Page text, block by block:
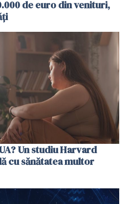
de euro din venituri,
Un studiu Harvard
cu sănătatea multor